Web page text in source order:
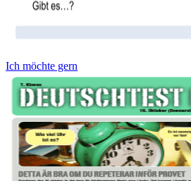
Ich möchte gern